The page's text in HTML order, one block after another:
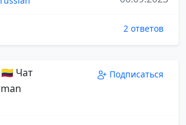
2 ответов
Чат
Подписаться